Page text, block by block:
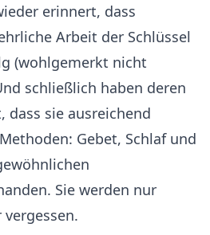
erinnert, dass
Arbeit der Schlüssel
(wohlgemerkt nicht
schließlich haben deren
dass sie ausreichend
Gebet, Schlaf und
Sie werden nur